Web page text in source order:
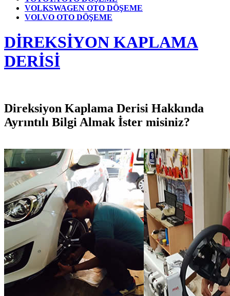
VOLKSWAGEN OTO DÖŞEME
VOLVO OTO DÖŞEME
DİREKSİYON KAPLAMA
DERİSİ
Direksiyon Kaplama Derisi Hakkında
Ayrıntılı Bilgi Almak İster misiniz?